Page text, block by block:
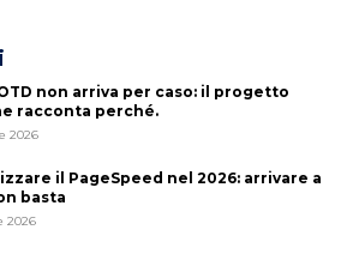
non arriva per caso: il progetto
racconta perché.
2026
il PageSpeed nel 2026: arrivare a
basta
2026